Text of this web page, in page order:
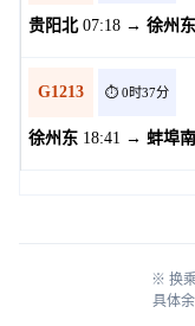
贵阳北07:18 → 徐州东
G1213 ⏱️ 0时37分
徐州东 18:41 → 蚌埠南
※ 换
具体